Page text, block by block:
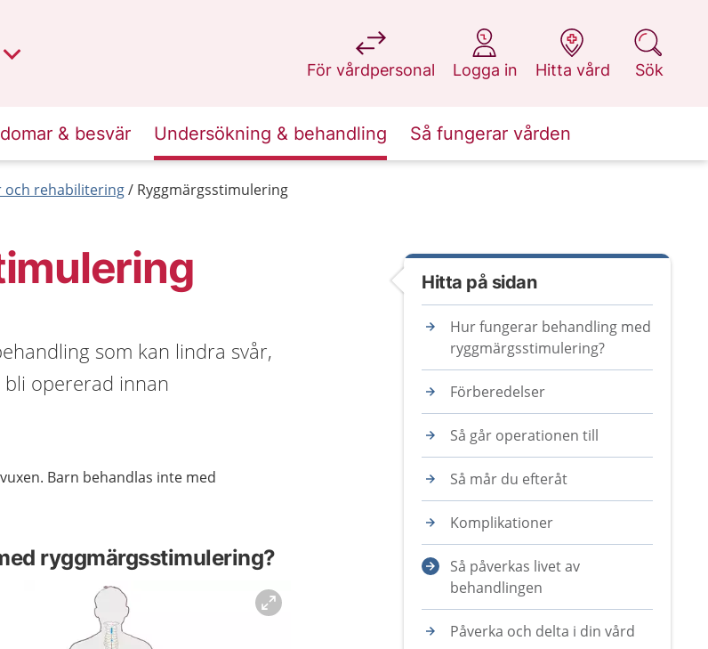
För vårdpersonal
på 1177.se
Logga in
på 1177.se
Hitta vård
på 1177.se
Sök
på 1177.se
& besvär Undersökning & behandling Så fungerar vården
och rehabilitering Ryggmärgsstimulering
som kan lindra svår,
opererad innan
Barn behandlas inte med
ryggmärgsstimulering?
Hitta på sidan
Hur fungerar behandling med
ryggmärgsstimulering?
Förberedelser
Så går operationen till
Så mår du efteråt
Komplikationer
Så påverkas livet av
behandlingen
Påverka och delta i din vård